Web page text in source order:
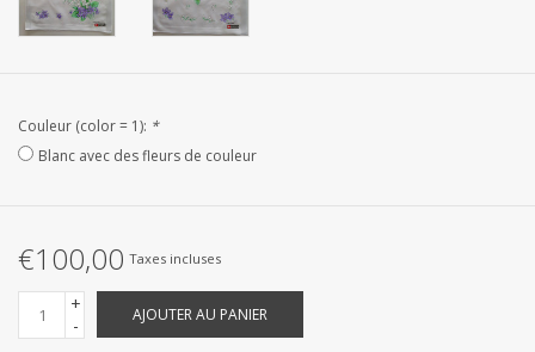
ARTICLES CADEAUX
SUR MESURE
Yacht et voiliers, serviettes
Couleur (color = 1): *
Blanc avec des fleurs de couleur
€100,00 Taxes incluses
+
-
AJOUTER AU PANIER